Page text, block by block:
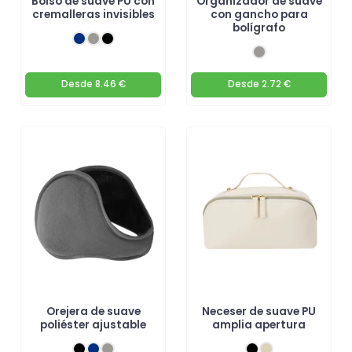
cremalleras invisibles
Desde 8.46 €
con gancho para
bolígrafo
Desde 2.72 €
Orejera de suave
poliéster ajustable
Neceser de suave PU
amplia apertura